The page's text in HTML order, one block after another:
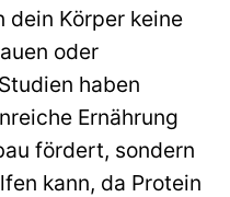
dein Körper keine
oder
haben
Ernährung
fördert, sondern
kann, da Protein